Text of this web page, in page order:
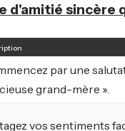
d'amitié sincère
par une
grand-mère ».
vos sentiments